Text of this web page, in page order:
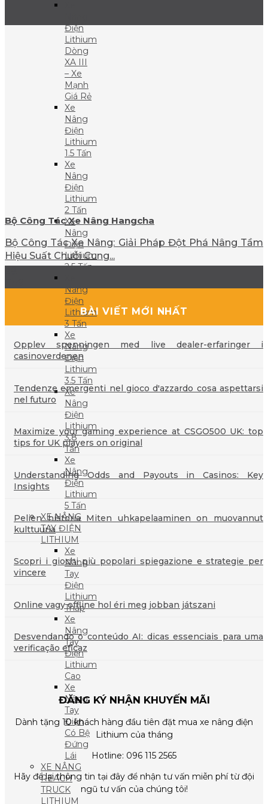
Điện
Lithium
Dòng
XA III
– Xe
Mạnh
Giá Rẻ
Xe
Nâng
Điện
Lithium
1.5 Tấn
Xe
Nâng
Điện
Lithium
2 Tấn
Xe
Nâng
Điện
Lithium
2.5 Tấn
Nâng
Điện
Lithium
3 Tấn
Xe
Nâng
Điện
Lithium
3.5 Tấn
Xe
Nâng
Điện
Lithium
3.8
Tấn
Xe
Nâng
Điện
Lithium
5 Tấn
XE NÂNG
TAY ĐIỆN
LITHIUM
Xe
Nâng
Tay
Điện
Lithium
Thấp
Xe
Nâng
Tay
Điện
Lithium
Cao
Xe
Nâng
Tay
Điện
Có Bệ
Đứng
Lái
XE NÂNG
REACH
TRUCK
LITHIUM
Bộ Công Tác Xe Nâng Hangcha
Bộ Công Tác Xe Nâng: Giải Pháp Đột Phá Nâng Tầm
Hiệu Suất Chuỗi Cung...
BÀI VIẾT MỚI NHẤT
Opplev spenningen med live dealer-erfaringer i
casinoverdenen
Tendenze emergenti nel gioco d'azzardo cosa aspettarsi
nel futuro
Maximize your gaming experience at CSGO500 UK: top
tips for UK players on original
Understanding Odds and Payouts in Casinos: Key
Insights
Pelien historia Miten uhkapelaaminen on muovannut
kulttuuria
Scopri i giochi più popolari spiegazione e strategie per
vincere
Online vagy offline hol éri meg jobban játszani
Desvendando o conteúdo AI: dicas essenciais para uma
verificação eficaz
ĐĂNG KÝ NHẬN KHUYẾN MÃI
Dành tặng 10 khách hàng đầu tiên đặt mua xe nâng điện
Lithium của tháng
Hotline: 096 115 2565
Hãy để lại thông tin tại đây để nhận tư vấn miễn phí từ đội
ngũ tư vấn của chúng tôi!